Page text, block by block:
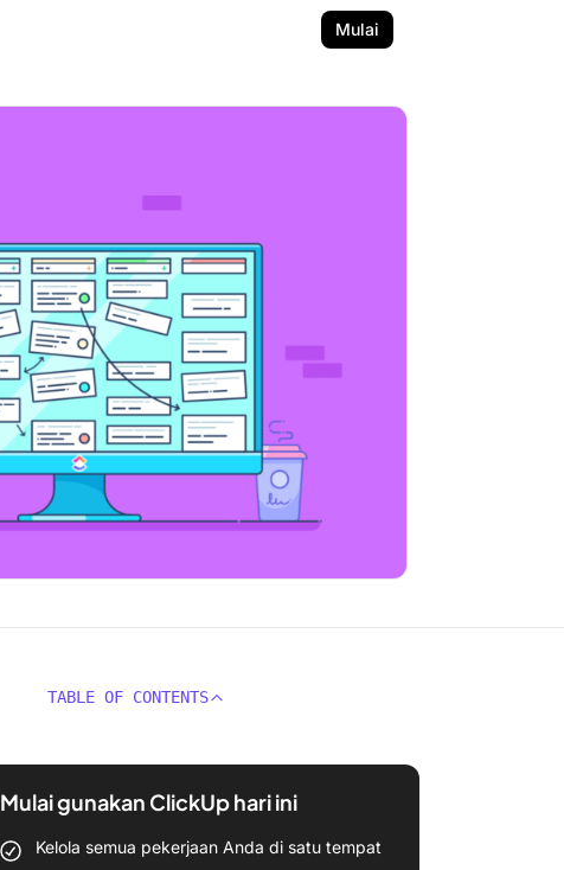
Mulai
TABLE OF CONTENTS
Mulai gunakan ClickUp hari ini
Kelola semua pekerjaan Anda di satu tempat